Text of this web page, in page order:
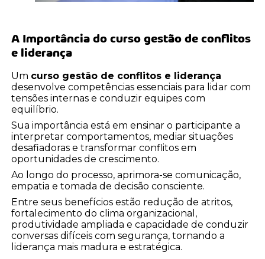
A Importância docurso gestão de conflitos
e liderança
Um curso gestão de conflitos e liderança
desenvolve competências essenciais para lidar com
tensões internas e conduzir equipes com
equilíbrio.
Sua importância está em ensinar o participante a
interpretar comportamentos, mediar situações
desafiadoras e transformar conflitos em
oportunidades de crescimento.
Ao longo do processo, aprimora-se comunicação,
empatia e tomada de decisão consciente.
Entre seus benefícios estão redução de atritos,
fortalecimento do clima organizacional,
produtividade ampliada e capacidade de conduzir
conversas difíceis com segurança, tornando a
liderança mais madura e estratégica.